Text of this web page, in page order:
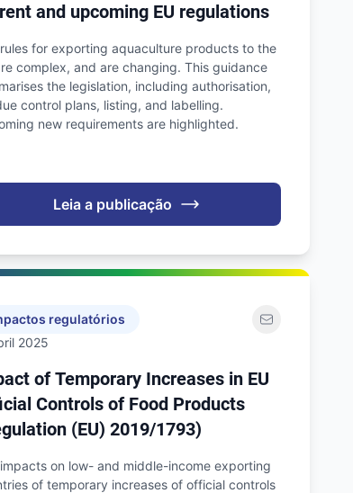
and upcoming EU regulations
for exporting aquaculture products to the
complex, and are changing. This guidance
the legislation, including authorisation,
control plans, listing, and labelling.
new requirements are highlighted.
Leia a publicação
regulatórios
2025
of Temporary Increases in EU
Controls of Food Products
(EU) 2019/1793)
on low- and middle-income exporting
of temporary increases of official controls